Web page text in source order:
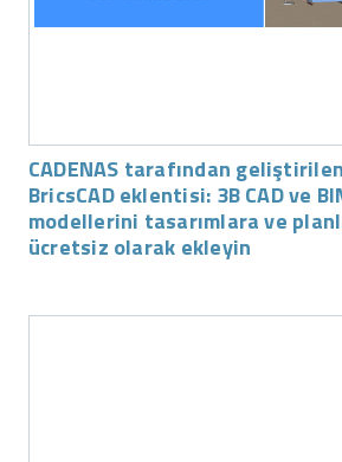
CADENAS tarafından
BricsCAD eklentisi: 3B CAD ve
modellerini tasarımlara ve
ücretsiz olarak ekleyin